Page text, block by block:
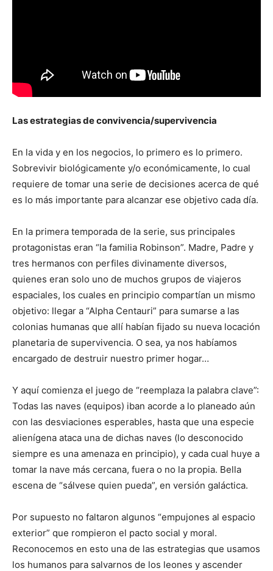
Las estrategias de convivencia/supervivencia
En la vida y en los negocios, lo primero es lo primero.
Sobrevivir biológicamente y/o económicamente, lo cual
requiere de tomar una serie de decisiones acerca de qué
es lo más importante para alcanzar ese objetivo cada día.
En la primera temporada de la serie, sus principales
protagonistas eran “la familia Robinson”. Madre, Padre y
tres hermanos con perfiles divinamente diversos,
quienes eran solo uno de muchos grupos de viajeros
espaciales, los cuales en principio compartían un mismo
objetivo: llegar a “Alpha Centauri” para sumarse a las
colonias humanas que allí habían fijado su nueva locación
planetaria de supervivencia. O sea, ya nos habíamos
encargado de destruir nuestro primer hogar…
Y aquí comienza el juego de “reemplaza la palabra clave”:
Todas las naves (equipos) iban acorde a lo planeado aún
con las desviaciones esperables, hasta que una especie
alienígena ataca una de dichas naves (lo desconocido
siempre es una amenaza en principio), y cada cual huye a
tomar la nave más cercana, fuera o no la propia. Bella
escena de “sálvese quien pueda”, en versión galáctica.
Por supuesto no faltaron algunos “empujones al espacio
exterior” que rompieron el pacto social y moral.
Reconocemos en esto una de las estrategias que usamos
los humanos para salvarnos de los leones y ascender